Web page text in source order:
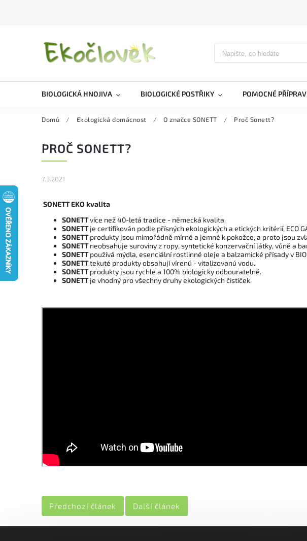
BIOLOGICKÁ HNOJIVA BIOLOGICKÉ POSTŘIKY POMOCNÉ
Domů / Ekologická domácnost / O značce SONETT / Proč Sonett?
PROČ SONETT?
7.3.2021
SONETT EKO kvalita
SONETTvíce než 40-letá tradice - německá kvalita.
SONETTje certifikován podle přísných ekologických a etických kritérií, ECO
SONETTprodukty jsou mimořádně mírné a jemné k pokožce, a proto jsou
SONETTneobsahuje suroviny z ropy, syntetické konzervační látky, vůně a
SONETTpoužívá mýdla, esenciální rostlinné oleje a balzamické přísady v
SONETTtekuté produkty obsahují vírenú - vitalizovanú vodu.
SONETTprodukty jsou rychle a 100% biologicky odbouratelné.
SONETTje vhodný pro všechny druhy ekologických čističek.
Předchozí článek Další článek